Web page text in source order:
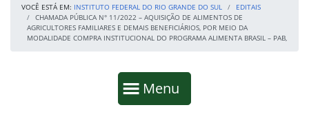
VOCÊ ESTÁ EM: INSTITUTO FEDERAL DO RIO GRANDE DO SUL
EDITAIS
CHAMADA PÚBLICA N° 11/2022 – AQUISIÇÃO DE ALIMENTOS DE
AGRICULTORES FAMILIARES E DEMAIS BENEFICIÁRIOS, POR MEIO DA
MODALIDADE COMPRA INSTITUCIONAL DO PROGRAMA ALIMENTA BRASIL – PAB,
Mostrar
Menu